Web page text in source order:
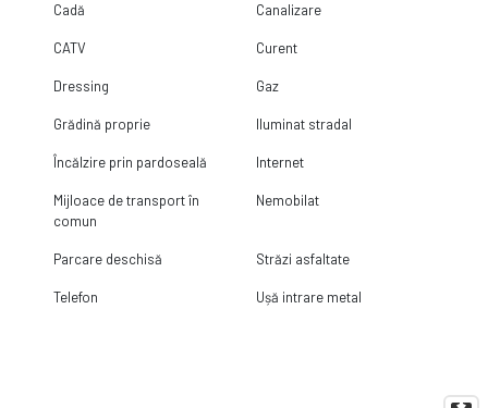
Cadă Canalizare
CATV Curent
Dressing Gaz
Grădină proprie Iluminat stradal
Încălzire prin pardoseală Internet
Mijloace de transport în
comun
Nemobilat
Parcare deschisă Străzi asfaltate
Telefon Ușă intrare metal